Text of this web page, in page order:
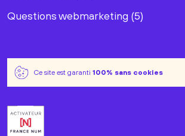
Questions webmarketing (5)
Ce site est garanti 100% sans cookies